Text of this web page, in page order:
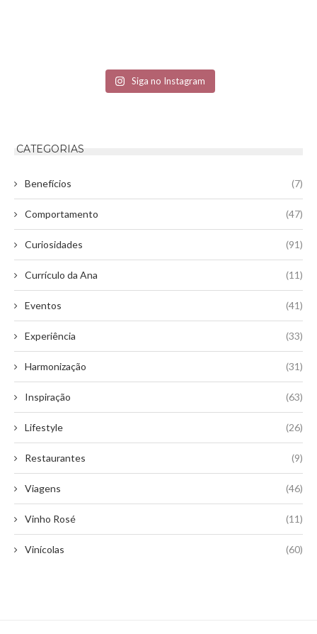
Siga no Instagram
CATEGORIAS
Benefícios (7)
Comportamento (47)
Curiosidades (91)
Currículo da Ana (11)
Eventos (41)
Experiência (33)
Harmonização (31)
Inspiração (63)
Lifestyle (26)
Restaurantes (9)
Viagens (46)
Vinho Rosé (11)
Vinícolas (60)